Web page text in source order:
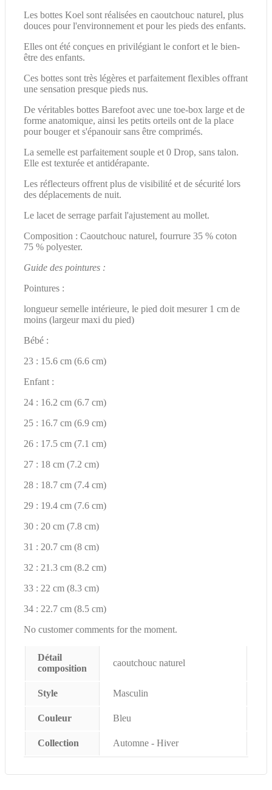
Les bottes Koel sont réalisées en caoutchouc naturel, plus
douces pour l'environnement et pour les pieds des enfants.
Elles ont été conçues en privilégiant le confort et le bien-
être des enfants.
Ces bottes sont très légères et parfaitement flexibles offrant
une sensation presque pieds nus.
De véritables bottes Barefoot avec une toe-box large et de
forme anatomique, ainsi les petits orteils ont de la place
pour bouger et s'épanouir sans être comprimés.
La semelle est parfaitement souple et 0 Drop, sans talon.
Elle est texturée et antidérapante.
Les réflecteurs offrent plus de visibilité et de sécurité lors
des déplacements de nuit.
Le lacet de serrage parfait l'ajustement au mollet.
Composition : Caoutchouc naturel, fourrure 35 % coton
75 % polyester.
Guide des pointures :
Pointures :
longueur semelle intérieure, le pied doit mesurer 1 cm de
moins (largeur maxi du pied)
Bébé :
23 : 15.6 cm (6.6 cm)
Enfant :
24 : 16.2 cm (6.7 cm)
25 : 16.7 cm (6.9 cm)
26 : 17.5 cm (7.1 cm)
27 : 18 cm (7.2 cm)
28 : 18.7 cm (7.4 cm)
29 : 19.4 cm (7.6 cm)
30 : 20 cm (7.8 cm)
31 : 20.7 cm (8 cm)
32 : 21.3 cm (8.2 cm)
33 : 22 cm (8.3 cm)
34 : 22.7 cm (8.5 cm)
No customer comments for the moment.
Détail
composition
caoutchouc naturel
Style Masculin
Couleur Bleu
Collection Automne - Hiver